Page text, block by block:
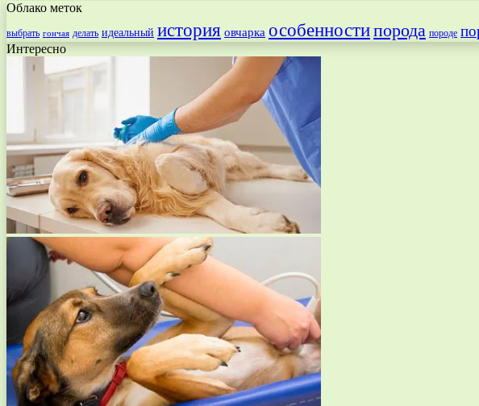
Облако меток
выбрать гончая делать идеальный история овчарка особенностипорода породе
Интересно